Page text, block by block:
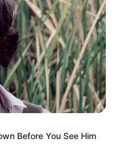
Before You See Him